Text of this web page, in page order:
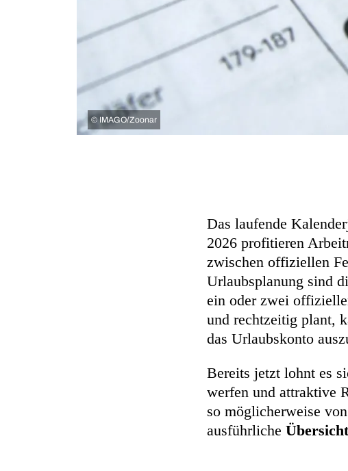
© IMAGO/Zoonar
Das laufende
2026 profitieren
zwischen offiziellen
Urlaubsplanung sind
ein oder zwei
und rechtzeitig plant,
das Urlaubskonto
Bereits jetzt lohnt es
werfen und attraktive
so möglicherweise
ausführliche